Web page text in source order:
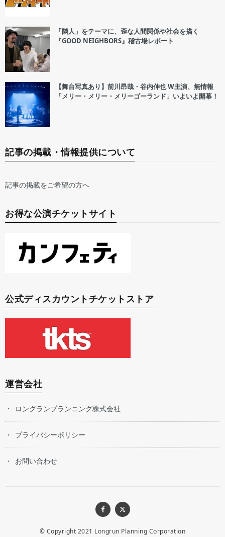
「隣人」をテーマに、歪な人間関係や社会を描く
『GOOD NEIGHBORS』稽古場レポート
【舞台写真あり】前川昂哉・谷内伸也 W主演、無情報
「メリー・メリー・メリーゴーランド」いよいよ開幕！
記事の掲載・情報提供について
記事の掲載をご希望の方へ
お得な公演チケットサイト
公式ディスカウントチケットストア
運営会社
ロングランプランニング株式会社
プライバシーポリシー
お問い合わせ
© Copyright 2021 Longrun Planning Corporation